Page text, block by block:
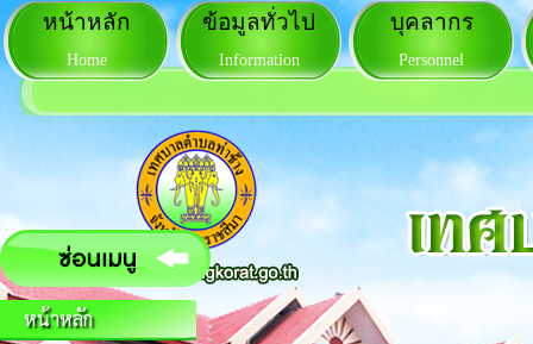
หน้าหลัก
หน้าหลัก
Home
ข้อมูลทั่วไป
Information
บุคลากร
Personnel